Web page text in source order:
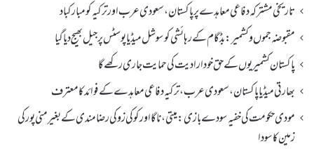
تاریخی مشترکہ دفاعی معاہدے پر پاکستان، سعودی عرب اور ترکیہ کومبارکباد
مقبوضہ جموں وکشمیر:بڈگام کے رہائشی کو سوشل میڈیا پوسٹس پر جیل بھیج دیا گیا
پاکستان کشمیریوں کے حق خودارادیت کی حمایت جاری رکھے گا
بھارتی میڈیا پاکستان، سعودی عرب، ترکیہ دفاعی معاہدے کے فوائد کا معترف
مودی حکومت کی خفیہ سودے بازی: میتی، ناگا اور کوکی زو کی رضامندی کے بغیر منی پور کی
زمین کا سودا